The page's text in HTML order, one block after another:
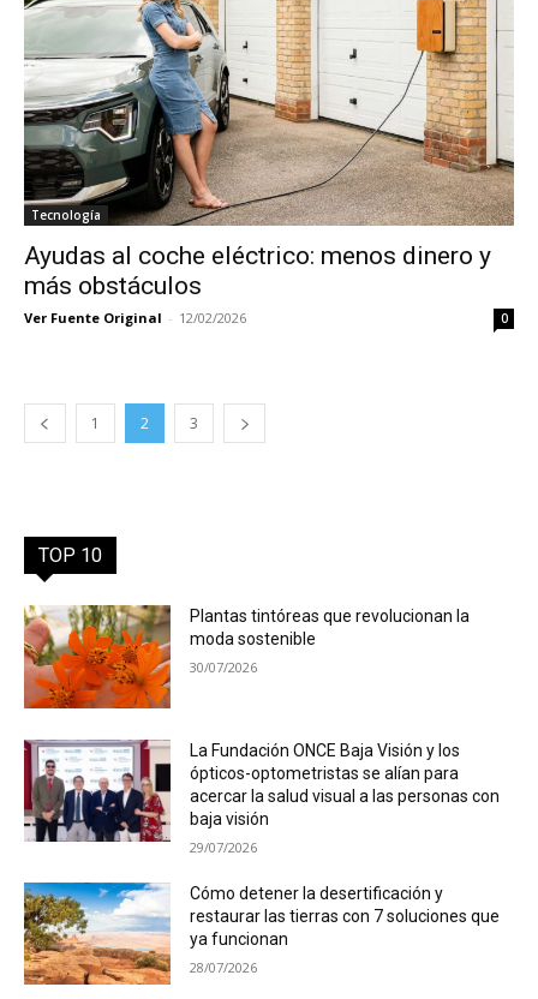
Tecnología
Ayudas al coche eléctrico: menos dinero y
más obstáculos
Ver Fuente Original - 12/02/2026 0
1 2 3
TOP 10
Plantas tintóreas que revolucionan la
moda sostenible
30/07/2026
La Fundación ONCE Baja Visión y los
ópticos-optometristas se alían para
acercar la salud visual a las personas con
baja visión
29/07/2026
Cómo detener la desertificación y
restaurar las tierras con 7 soluciones que
ya funcionan
28/07/2026